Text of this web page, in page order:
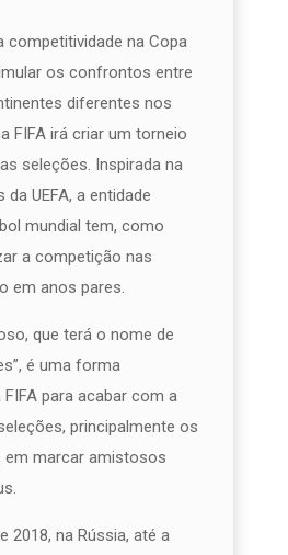
competitividade na Copa
os confrontos entre
diferentes nos
FIFA irá criar um torneio
seleções. Inspirada na
UEFA, a entidade
mundial tem, como
a competição nas
em anos pares.
que terá o nome de
é uma forma
para acabar com a
principalmente os
em marcar amistosos
2018, na Rússia, até a